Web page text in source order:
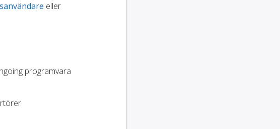
eller
programvara